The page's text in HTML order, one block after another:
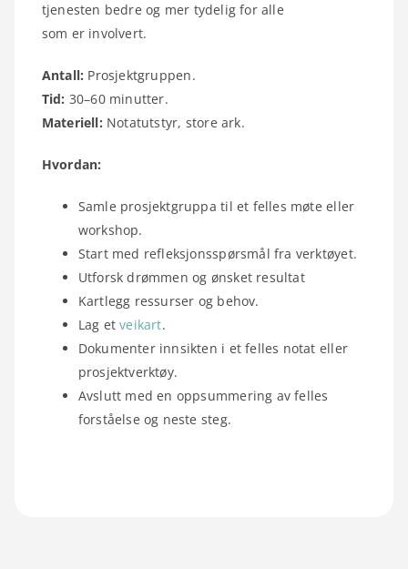
tjenesten bedre og mer tydelig for alle
som er involvert.
Antall: Prosjektgruppen.
Tid: 30–60 minutter.
Materiell: Notatutstyr, store ark.
Hvordan:
Samle prosjektgruppa til et felles møte eller
workshop.
Start med refleksjonsspørsmål fra verktøyet.
Utforsk drømmen og ønsket resultat
Kartlegg ressurser og behov.
Lag etveikart.
Dokumenter innsikten i et felles notat eller
prosjektverktøy.
Avslutt med en oppsummering av felles
forståelse og neste steg.